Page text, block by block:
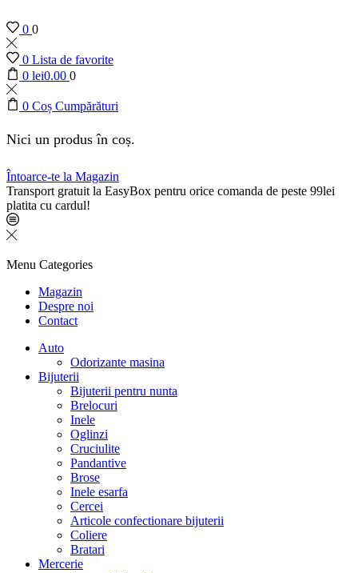
0 0
0 Lista de favorite
0 lei0.00 0
0 Coș Cumpărături
Nici un produs în coș.
Întoarce-te la Magazin
Transport gratuit la EasyBox pentru orice comanda de peste 99lei
platita cu cardul!
Menu Categories
Magazin
Despre noi
Contact
Auto
Odorizante masina
Bijuterii
Bijuterii pentru nunta
Brelocuri
Inele
Oglinzi
Cruciulite
Pandantive
Brose
Inele esarfa
Cercei
Articole confectionare bijuterii
Coliere
Bratari
Mercerie